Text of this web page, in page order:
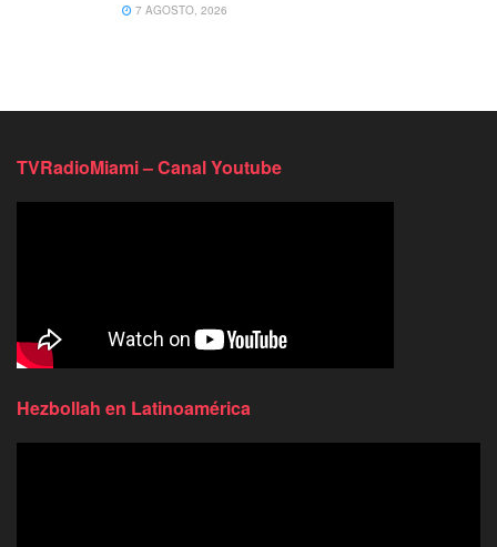
7 AGOSTO, 2026
TVRadioMiami – Canal Youtube
Hezbollah en Latinoamérica